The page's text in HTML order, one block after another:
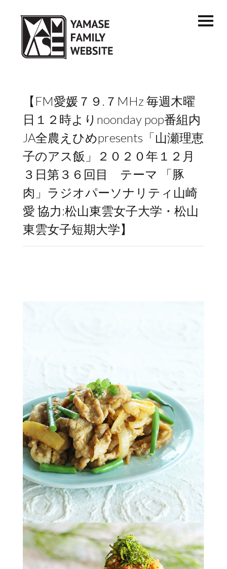
【FM愛媛７９.７MHz 毎週木曜
日１２時よりnoonday pop番組内
JA全農えひめpresents「山瀬理恵
子のアス飯」２０２０年１２月
３日第３６回目 テーマ 「豚
肉」ラジオパーソナリティ山崎
愛 協力:松山東雲女子大学・松山
東雲女子短期大学】